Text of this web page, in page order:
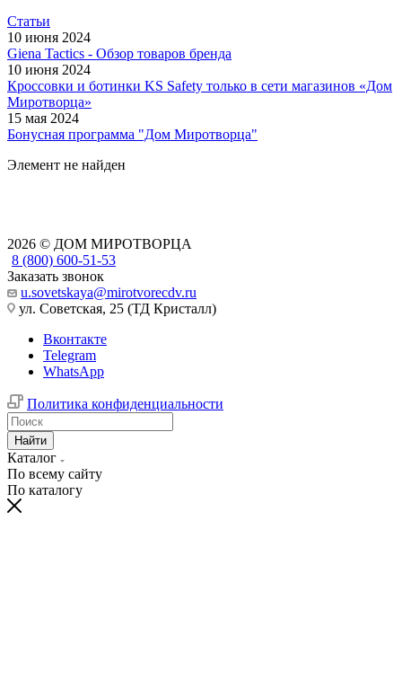
Статьи
10 июня 2024
Giena Tactics - Обзор товаров бренда
10 июня 2024
Кроссовки и ботинки KS Safety только в сети магазинов «Дом
Миротворца»
15 мая 2024
Бонусная программа "Дом Миротворца"
Элемент не найден
2026 © ДОМ МИРОТВОРЦА
8 (800) 600-51-53
Заказать звонок
u.sovetskaya@mirotvorecdv.ru
ул. Советская, 25 (ТД Кристалл)
Вконтакте
Telegram
WhatsApp
Политика конфиденциальности
Найти
Каталог
По всему сайту
По каталогу